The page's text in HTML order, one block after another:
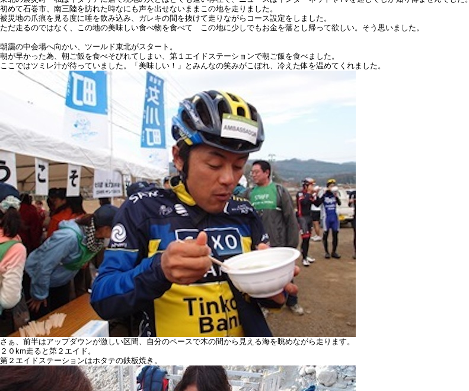
初めて石巻市、南三陸を訪れた時なにも声を出せないままこの地を走りました。
被災地の爪痕を見る度に唾を飲み込み、ガレキの間を抜けて走りながらコース設定をしました。
ただ走るのではなく、この地の美味しい食べ物を食べて この地に少しでもお金を落とし帰って欲しい。そう思いました。
朝靄の中会場へ向かい、ツールド東北がスタート。
朝が早かった為、朝ご飯を食べそびれてしまい、第１エイドステーションで朝ご飯を食べました。
ここではツミレ汁が待っていました。「美味しい！」とみんなの笑みがこぼれ、冷えた体を温めてくれました。
さぁ、前半はアップダウンが激しい区間、自分のペースで木の間から見える海を眺めながら走ります。
２０km走ると第２エイド。
第２エイドステーションはホタテの鉄板焼き。